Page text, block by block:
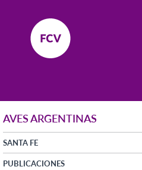
AVES ARGENTINAS
SANTA FE
PUBLICACIONES